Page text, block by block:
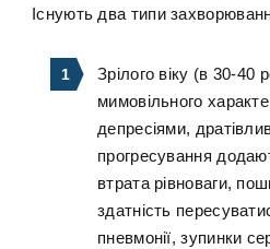
Існують два типи
Зрілого віку (в 30-40
мимовільного
депресіями,
прогресування
втрата рівноваги,
здатність
пневмонії, зупинки